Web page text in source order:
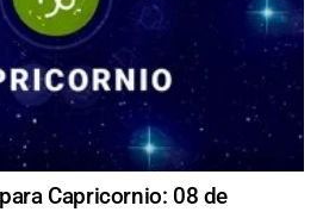
Capricornio: 08 de